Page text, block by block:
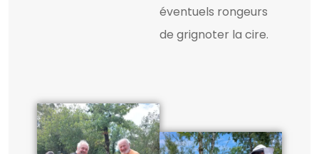
éventuels rongeurs
de grignoter la cire.